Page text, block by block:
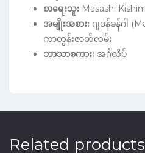
စာရေးသူ: Masashi
အမျိုးအစား: ဂျပန်မန်ဂါ
ကာတွန်းဇာတ်လမ်း
ဘာသာစကား: အင်္ဂလိပ်
Related products